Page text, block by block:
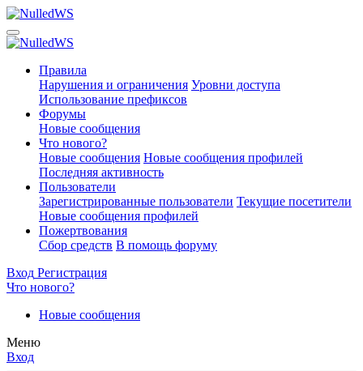
Правила
Нарушения и ограничения Уровни доступа
Использование префиксов
Форумы
Новые сообщения
Что нового?
Новые сообщения Новые сообщения профилей
Последняя активность
Пользователи
Зарегистрированные пользователи Текущие посетители
Новые сообщения профилей
Пожертвования
Сбор средств В помощь форуму
Вход Регистрация
Что нового?
Новые сообщения
Меню
Вход